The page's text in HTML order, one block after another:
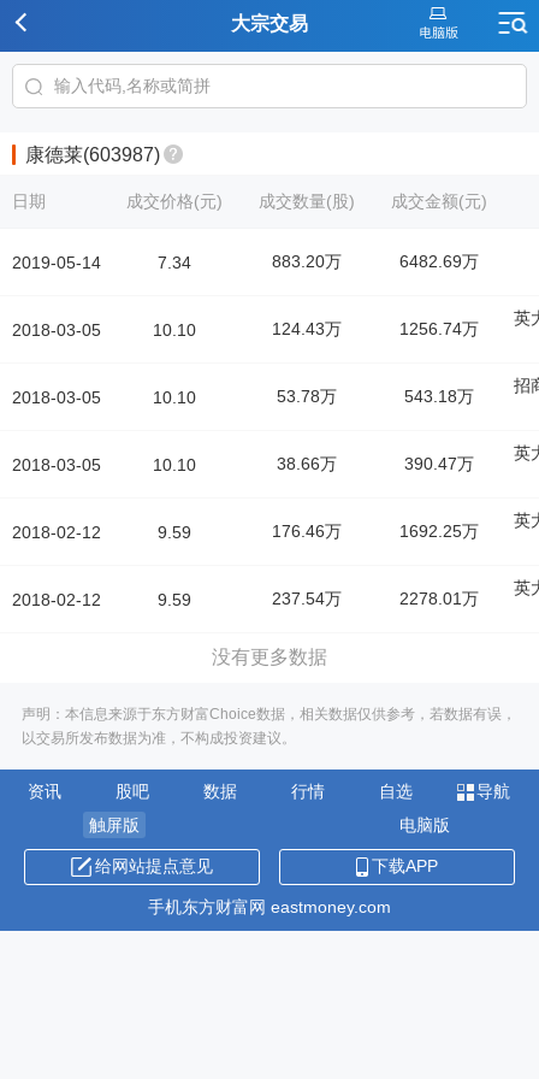
大宗交易
康德莱(603987)
日期
2019-05-14
2018-03-05
2018-03-05
2018-03-05
2018-02-12
2018-02-12
成交价格(元) 成交数量(股) 成交金额(元)
7.34 883.20万 6482.69万
10.10 124.43万 1256.74万
英
10.10 53.78万 543.18万
招
10.10 38.66万 390.47万
英
9.59 176.46万 1692.25万
英
9.59 237.54万 2278.01万
英
没有更多数据
声明：本信息来源于东方财富Choice数据，相关数据仅供参考，若数据有误，
以交易所发布数据为准，不构成投资建议。
资讯 股吧 数据 行情 自选
导航
触屏版
电脑版
给网站提点意见 下载APP
手机东方财富网 eastmoney.com